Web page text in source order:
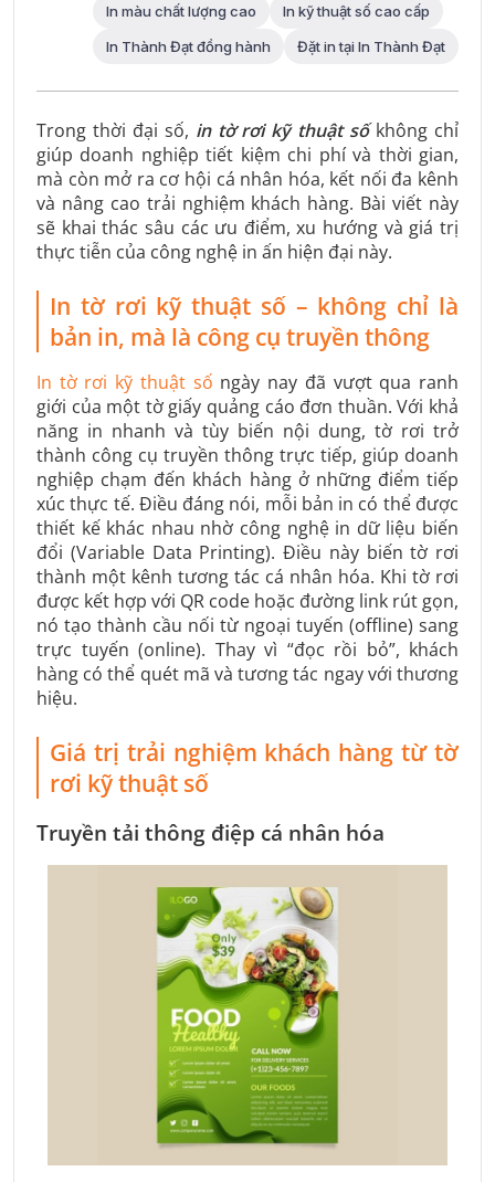
In màu chất lượng cao
In kỹ thuật số cao cấp
In Thành Đạt đồng hành
Đặt in tại In Thành Đạt
Trong thời đại số, in tờ rơi kỹ thuật sốkhông chỉ
giúp doanh nghiệp tiết kiệm chi phí và thời gian,
mà còn mở ra cơ hội cá nhân hóa, kết nối đa kênh
và nâng cao trải nghiệm khách hàng. Bài viết này
sẽ khai thác sâu các ưu điểm, xu hướng và giá trị
thực tiễn của công nghệ in ấn hiện đại này.
In tờ rơi kỹ thuật số – không chỉ là
bản in, mà là công cụ truyền thông
In tờ rơi kỹ thuật số ngày nay đã vượt qua ranh
giới của một tờ giấy quảng cáo đơn thuần. Với khả
năng in nhanh và tùy biến nội dung, tờ rơi trở
thành công cụ truyền thông trực tiếp, giúp doanh
nghiệp chạm đến khách hàng ở những điểm tiếp
xúc thực tế. Điều đáng nói, mỗi bản in có thể được
thiết kế khác nhau nhờ công nghệ in dữ liệu biến
đổi (Variable Data Printing). Điều này biến tờ rơi
thành một kênh tương tác cá nhân hóa. Khi tờ rơi
được kết hợp với QR code hoặc đường link rút gọn,
nó tạo thành cầu nối từ ngoại tuyến (offline) sang
trực tuyến (online). Thay vì “đọc rồi bỏ”, khách
hàng có thể quét mã và tương tác ngay với thương
hiệu.
Giá trị trải nghiệm khách hàng từ tờ
rơi kỹ thuật số
Truyền tải thông điệp cá nhân hóa